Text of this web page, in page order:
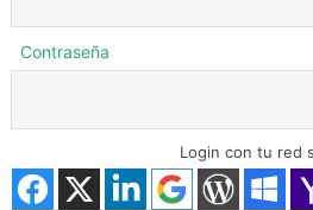
Contraseña
Login con tu red